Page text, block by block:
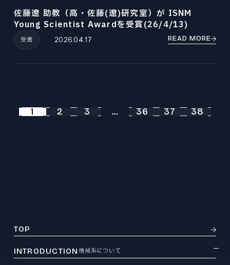
受賞 2026.04.17
佐藤遼 助教（高・佐藤(遼)研究室）が ISNM
Young Scientist Awardを受賞(26/4/13)
READ MORE
1 2 3 … 36 37 38
TOP
INTRODUCTION 機械系について